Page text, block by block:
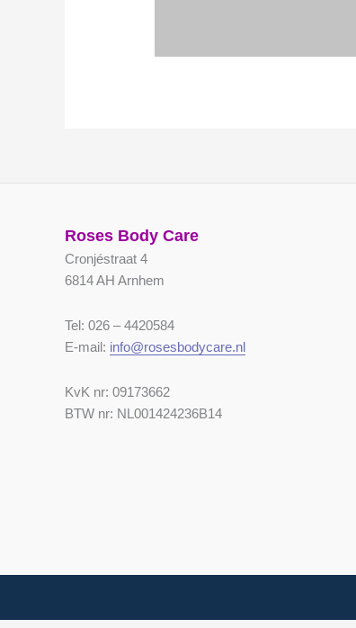
Roses Body Care
Cronjéstraat 4
6814 AH Arnhem
Tel: 026 – 4420584
E-mail: info@rosesbodycare.nl
KvK nr: 09173662
BTW nr: NL001424236B14